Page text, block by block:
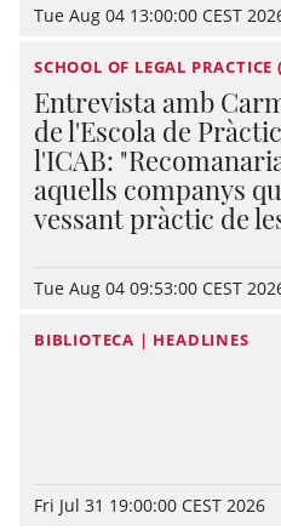
Tue Aug 04 13:00:00 CEST
SCHOOL OF LEGAL
Entrevista amb
de l'Escola de
l'ICAB:
aquells companys
vessant pràctic de
Tue Aug 04 09:53:00 CEST
BIBLIOTECA | HEADLINES
Fri Jul 31 19:00:00 CEST 2026